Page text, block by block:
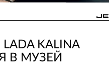
KALINA
В МУЗЕЙ